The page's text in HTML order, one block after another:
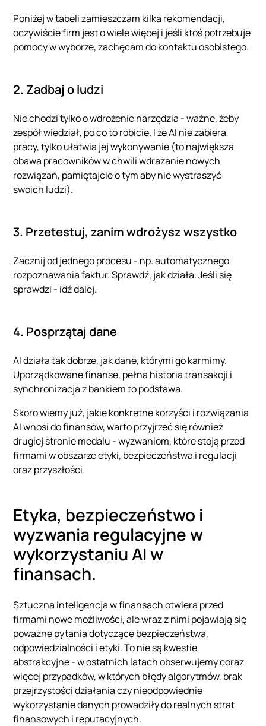
Poniżej w tabeli zamieszczam kilka rekomendacji,
oczywiście firm jest o wiele więcej i jeśli ktoś potrzebuje
pomocy w wyborze, zachęcam do kontaktu osobistego.
2. Zadbaj o ludzi
Nie chodzi tylko o wdrożenie narzędzia - ważne, żeby
zespół wiedział, po co to robicie. I że AI nie zabiera
pracy, tylko ułatwia jej wykonywanie (to największa
obawa pracowników w chwili wdrażanie nowych
rozwiązań, pamiętajcie o tym aby nie wystraszyć
swoich ludzi).
3. Przetestuj, zanim wdrożysz wszystko
Zacznij od jednego procesu - np. automatycznego
rozpoznawania faktur. Sprawdź, jak działa. Jeśli się
sprawdzi - idź dalej.
4. Posprzątaj dane
AI działa tak dobrze, jak dane, którymi go karmimy.
Uporządkowane finanse, pełna historia transakcji i
synchronizacja z bankiem to podstawa.
Skoro wiemy już, jakie konkretne korzyści i rozwiązania
AI wnosi do finansów, warto przyjrzeć się również
drugiej stronie medalu - wyzwaniom, które stoją przed
firmami w obszarze etyki, bezpieczeństwa i regulacji
oraz przyszłości.
Etyka, bezpieczeństwo i
wyzwania regulacyjne w
wykorzystaniu AI w
finansach.
Sztuczna inteligencja w finansach otwiera przed
firmami nowe możliwości, ale wraz z nimi pojawiają się
poważne pytania dotyczące bezpieczeństwa,
odpowiedzialności i etyki. To nie są kwestie
abstrakcyjne - w ostatnich latach obserwujemy coraz
więcej przypadków, w których błędy algorytmów, brak
przejrzystości działania czy nieodpowiednie
wykorzystanie danych prowadziły do realnych strat
finansowych i reputacyjnych.